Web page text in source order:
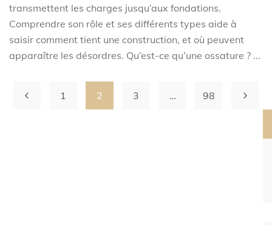
transmettent les charges jusqu’aux fondations.
Comprendre son rôle et ses différents types aide à
saisir comment tient une construction, et où peuvent
apparaître les désordres. Qu’est-ce qu’une ossature ? ...
1 2 3 … 98